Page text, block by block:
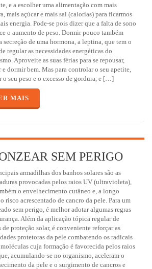
e a escolher uma alimentação com mais
mais açúcar e mais sal (calorias) para ficarmos
energia. Pode-se pois dizer que a falta de sono
o aumento de peso. Dormir pouco também
secreção de uma hormona, a leptina, que tem o
regular as necessidades energéticas do
Aproveite as suas férias para se repousar,
e dormir bem. Mas para controlar o seu apetite,
o seu peso e o excesso de gordura, e […]
MAIS
SEM PERIGO
armadilhas dos banhos solares são as
provocadas pelos raios UV (ultravioleta),
o envelhecimento cutâneo e, a longo
risco acrescentado de cancro da pele. Para um
sem perigo, é melhor adotar algumas regras
Além da aplicação tópica regular de
de proteção solar, é conveniente reforçar as
protetoras da pele combatendo os radicais
cuja formação é favorecida pelos raios
acumulando-se no organismo, aceleram o
da pele e o surgimento de cancros e